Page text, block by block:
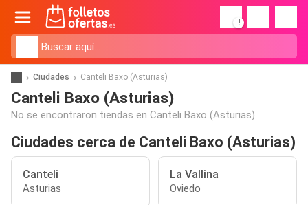
!
Ciudades Canteli Baxo (Asturias)
Canteli Baxo (Asturias)
No se encontraron tiendas en Canteli Baxo (Asturias).
Ciudades cerca de Canteli Baxo (Asturias)
Canteli
Asturias
La Vallina
Oviedo